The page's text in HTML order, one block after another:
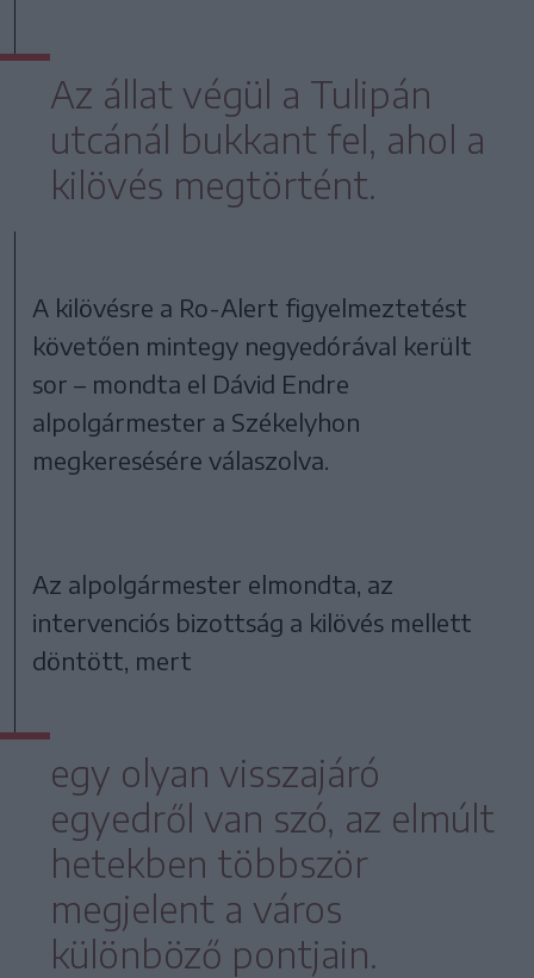
Az állat végül a Tulipán
utcánál bukkant fel, ahol a
kilövés megtörtént.
A kilövésre a Ro-Alert figyelmeztetést
követően mintegy negyedórával került
sor – mondta el Dávid Endre
alpolgármester a Székelyhon
megkeresésére válaszolva.
Az alpolgármester elmondta, az
intervenciós bizottság a kilövés mellett
döntött, mert
egy olyan visszajáró
egyedről van szó, az elmúlt
hetekben többször
megjelent a város
különböző pontjain.